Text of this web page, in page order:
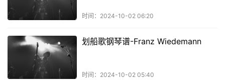
时间：2024-10-02 06:20
划船歌钢琴谱-Franz Wiedemann
时间：2024-10-02 05:40